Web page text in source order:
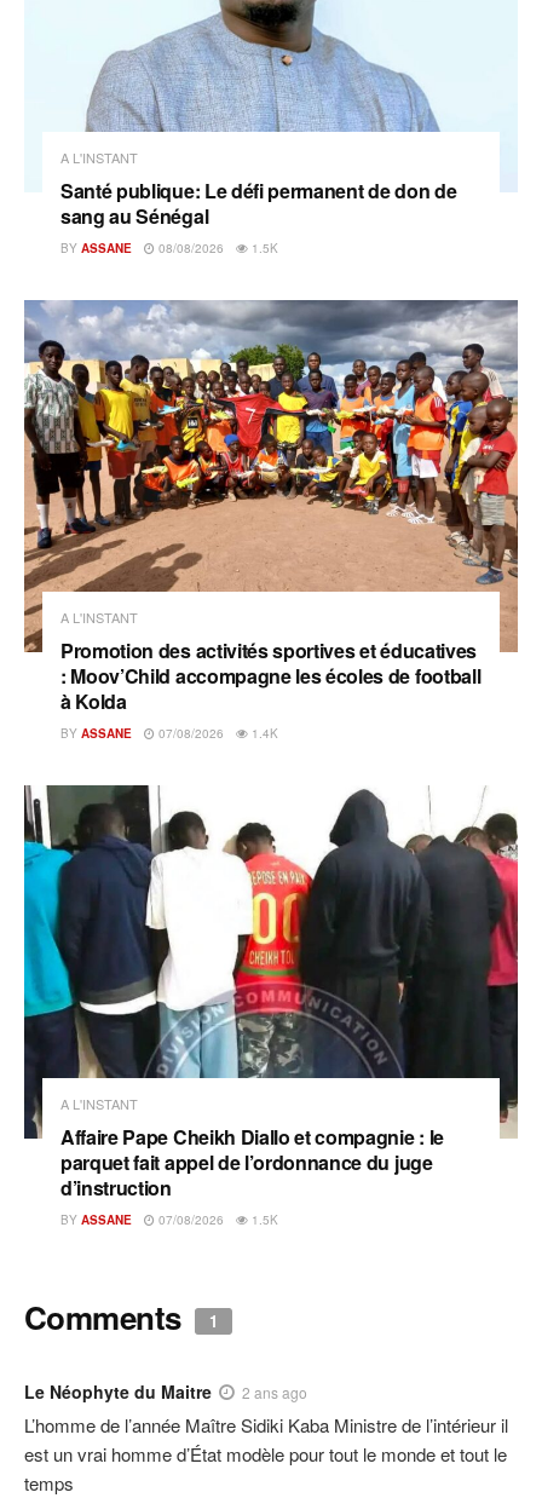
A L'INSTANT
Santé publique: Le défi permanent de don de
sang au Sénégal
BY ASSANE 08/08/2026 1.5K
A L'INSTANT
Promotion des activités sportives et éducatives
: Moov’Child accompagne les écoles de football
à Kolda
BY ASSANE 07/08/2026 1.4K
A L'INSTANT
Affaire Pape Cheikh Diallo et compagnie : le
parquet fait appel de l’ordonnance du juge
d’instruction
BY ASSANE 07/08/2026 1.5K
Comments 1
Le Néophyte du Maitre 2 ans ago
L’homme de l’année Maître Sidiki Kaba Ministre de l’intérieur il
est un vrai homme d’État modèle pour tout le monde et tout le
temps